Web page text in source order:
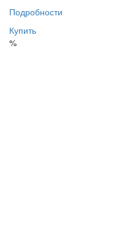
Подробности
Купить
%